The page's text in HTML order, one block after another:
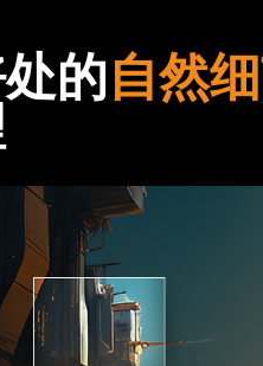
的自然